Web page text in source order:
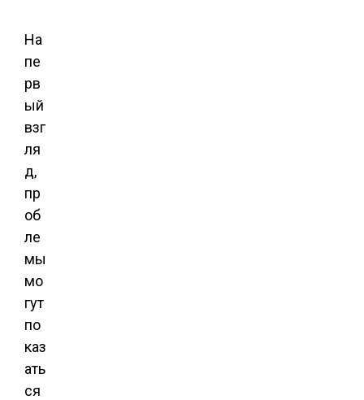
На
пе
рв
ый
взг
ля
д,
пр
об
ле
мы
мо
гут
по
каз
ать
ся